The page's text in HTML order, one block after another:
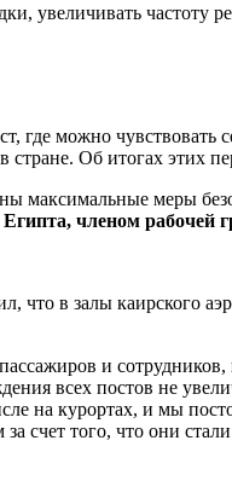
увеличивать
где можно
стране. Об итогах
максимальные меры
Египта, членом
что в залы каирского
и
всех постов не
на курортах, и мы
счет того, что они